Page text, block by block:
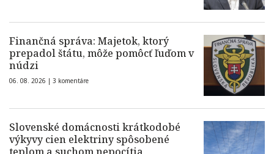
Finančná správa: Majetok, ktorý
prepadol štátu, môže pomôcť ľuďom v
núdzi
06. 08. 2026 | 3 komentáre
Slovenské domácnosti krátkodobé
výkyvy cien elektriny spôsobené